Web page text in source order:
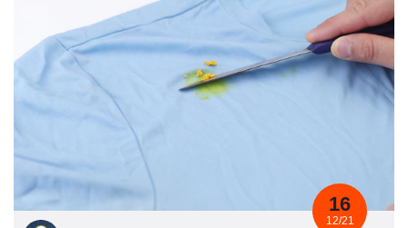
16
12/21